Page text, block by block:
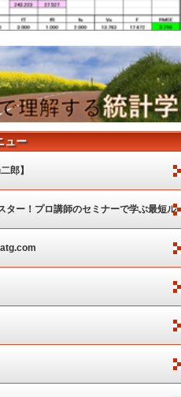
ュー
郎】
ター！プロ講師のセミナーで学ぶ最短ル